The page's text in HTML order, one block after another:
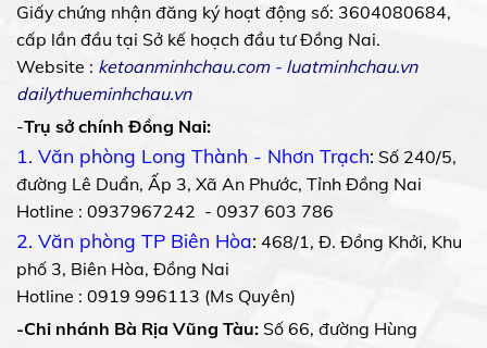
Giấy chứng nhận đăng ký hoạt động số: 3604080684,
cấp lần đầu tại Sở kế hoạch đầu tư Đồng Nai.
Website : ketoanminhchau.com- luatminhchau.vn
dailythueminhchau.vn
-Trụ sở chính Đồng Nai:
1. Văn phòng Long Thành - Nhơn Trạch: Số 240/5,
đường Lê Duẩn, Ấp 3, Xã An Phước, Tỉnh Đồng Nai
Hotline : 0937967242 - 0937 603 786
2. Văn phòng TP Biên Hòa: 468/1, Đ. Đồng Khởi, Khu
phố 3, Biên Hòa, Đồng Nai
Hotline : 0919 996113 (Ms Quyên)
-Chi nhánh Bà Rịa Vũng Tàu: Số 66, đường Hùng